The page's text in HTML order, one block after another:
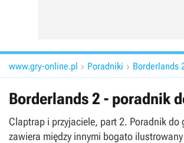
www.gry-online.pl  Poradniki  Borderlands
Borderlands 2 - poradnik
Claptrap i przyjaciele, part 2. Poradnik do
zawiera między innymi bogato